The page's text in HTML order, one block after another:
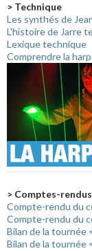
> Technique
Les synthés de
L'histoire de Jarre
Lexique technique
Comprendre la
> Comptes-
Compte-rendu du
Compte-rendu du
Bilan de la tournée
Bilan de la tournée